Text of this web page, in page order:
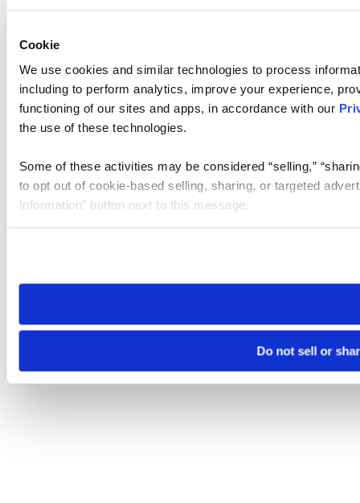
Cookie
We use cookies and similar technologies to process
including to perform analytics, improve your experience,
functioning of our sites and apps, in accordance with our
the use of these technologies.
Some of these activities may be considered “selling,”
to opt out of cookie-based selling, sharing, or targeted
Information” button next to this message.
need to be set again.
Do not sell or